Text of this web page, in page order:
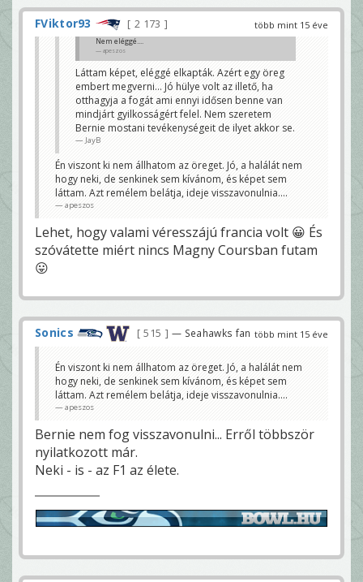
több mint 15 éve
FViktor93 2 173
Nem eléggé....
apeszos
Láttam képet, eléggé elkapták. Azért egy öreg
embert megverni... Jó hülye volt az illető, ha
otthagyja a fogát ami ennyi idősen benne van
mindjárt gyilkosságért felel. Nem szeretem
Bernie mostani tevékenységeit de ilyet akkor se.
JayB
Én viszont ki nem állhatom az öreget. Jó, a halálát nem
hogy neki, de senkinek sem kívánom, és képet sem
láttam. Azt remélem belátja, ideje visszavonulnia....
apeszos
Lehet, hogy valami véresszájú francia volt 😀 És
szóvátette miért nincs Magny Coursban futam
😛
több mint 15 éve
Sonics 515 — Seahawks fan
Én viszont ki nem állhatom az öreget. Jó, a halálát nem
hogy neki, de senkinek sem kívánom, és képet sem
láttam. Azt remélem belátja, ideje visszavonulnia....
apeszos
Bernie nem fog visszavonulni... Erről többször
nyilatkozott már.
Neki - is - az F1 az élete.